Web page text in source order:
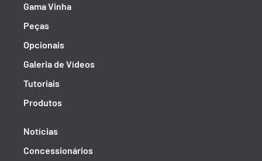
Gama Vinha
Peças
Opcionais
Galeria de Vídeos
Tutoriais
Produtos
Notícias
Concessionários